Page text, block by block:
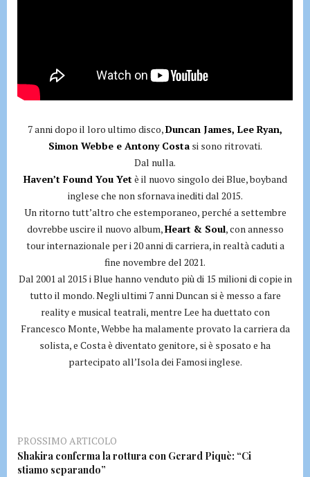
7 anni dopo il loro ultimo disco,Duncan James, Lee Ryan,
Simon Webbe e Antony Costasi sono ritrovati.
Dal nulla.
Haven’t Found You Yetè il nuovo singolo dei Blue, boyband
inglese che non sfornava inediti dal 2015.
Un ritorno tutt’altro che estemporaneo, perché a settembre
dovrebbe uscire il nuovo album,Heart & Soul, con annesso
tour internazionale per i 20 anni di carriera, in realtà caduti a
fine novembre del 2021.
Dal 2001 al 2015 i Blue hanno venduto più di 15 milioni di copie in
tutto il mondo. Negli ultimi 7 anni Duncan si è messo a fare
reality e musical teatrali, mentre Lee ha duettato con
Francesco Monte, Webbe ha malamente provato la carriera da
solista, e Costa è diventato genitore, si è sposato e ha
partecipato all’Isola dei Famosi inglese.
PROSSIMO ARTICOLO
Shakira conferma la rottura con Gerard Piquè: “Ci
stiamo separando”